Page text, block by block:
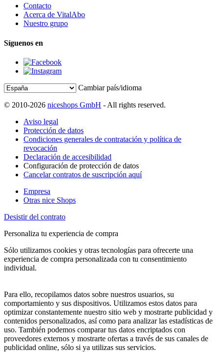
Contacto
Acerca de VitalAbo
Nuestro grupo
Síguenos en
Cambiar país/idioma
© 2010-2026 niceshops GmbH - All rights reserved.
Aviso legal
Protección de datos
Condiciones generales de contratación y política de
revocación
Declaración de accesibilidad
Configuración de protección de datos
Cancelar contratos de suscripción aquí
Empresa
Otras nice Shops
Desistir del contrato
Personaliza tu experiencia de compra
Sólo utilizamos cookies y otras tecnologías para ofrecerte una
experiencia de compra personalizada con tu consentimiento
individual.
Para ello, recopilamos datos sobre nuestros usuarios, su
comportamiento y sus dispositivos. Utilizamos estos datos para
optimizar constantemente nuestro sitio web y mostrarte publicidad y
contenidos personalizados, así como para analizar las estadísticas de
uso. También podemos comparar tus datos encriptados con
proveedores externos y mostrarte ofertas a través de sus canales de
publicidad online, sólo si ya utilizas sus servicios.